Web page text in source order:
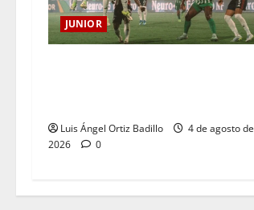
JUNIOR
Luis Ángel Ortiz Badillo
4 de agosto de
2026
0